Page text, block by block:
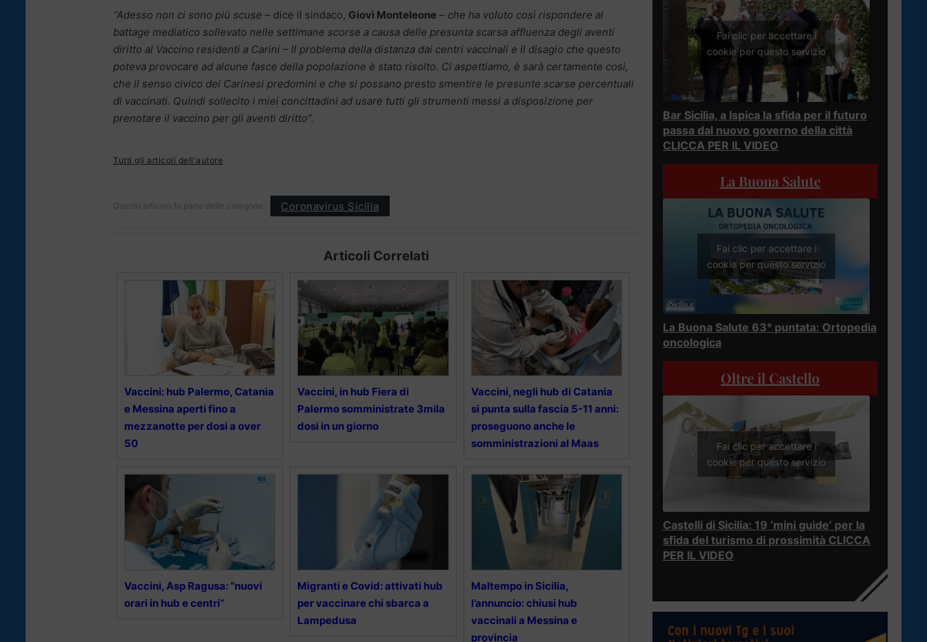
“Adesso non ci sono più scuse – dice il sindaco, Giovì Monteleone – che ha voluto così rispondere al
battage mediatico sollevato nelle settimane scorse a causa delle presunta scarsa affluenza degli aventi
diritto al Vaccino residenti a Carini – Il problema della distanza dai centri vaccinali e il disagio che questo
poteva provocare ad alcune fasce della popolazione è stato risolto. Ci aspettiamo, è sarà certamente così,
che il senso civico dei Carinesi predomini e che si possano presto smentire le presunte scarse percentuali
di vaccinati. Quindi sollecito i miei concittadini ad usare tutti gli strumenti messi a disposizione per
prenotare il vaccino per gli aventi diritto”.
Tutti gli articoli dell'autore
Questo articolo fa parte delle categorie: Coronavirus Sicilia
Articoli Correlati
Vaccini: hub Palermo, Catania
e Messina aperti fino a
mezzanotte per dosi a over
50
Vaccini, in hub Fiera di
Palermo somministrate 3mila
dosi in un giorno
Vaccini, negli hub di Catania
si punta sulla fascia 5-11 anni:
proseguono anche le
somministrazioni al Maas
Vaccini, Asp Ragusa: “nuovi
orari in hub e centri”
Migranti e Covid: attivati hub
per vaccinare chi sbarca a
Lampedusa
Maltempo in Sicilia,
l’annuncio: chiusi hub
vaccinali a Messina e
provincia
Fai clic per accettare i
cookie per questo servizio
Bar Sicilia, a Ispica la sfida per il futuro
passa dal nuovo governo della città
CLICCA PER IL VIDEO
La Buona Salute
Fai clic per accettare i
cookie per questo servizio
La Buona Salute 63° puntata: Ortopedia
oncologica
Oltre il Castello
Fai clic per accettare i
cookie per questo servizio
Castelli di Sicilia: 19 ‘mini guide’ per la
sfida del turismo di prossimità CLICCA
PER IL VIDEO